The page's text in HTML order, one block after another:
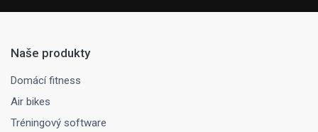
Naše produkty
Domácí fitness
Air bikes
Tréningový software